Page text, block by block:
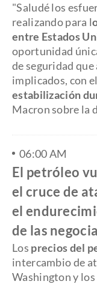
"Saludé los
realizando para l
entre Estados
oportunidad
de seguridad
implicados, con
estabilización
Macron sobre la
06:00 AM
El petróleo
el cruce de
el
de las
Los precios del
intercambio de
Washington y